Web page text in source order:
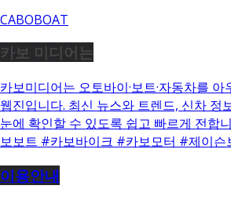
CABOBOAT
카보 미디어는
카보미디어는 오토바이·보트·자동차를
웹진입니다. 최신 뉴스와 트렌드, 신차 정
눈에 확인할 수 있도록 쉽고 빠르게 전합
보보트 #카보바이크 #카보모터 #제이슨
이용안내